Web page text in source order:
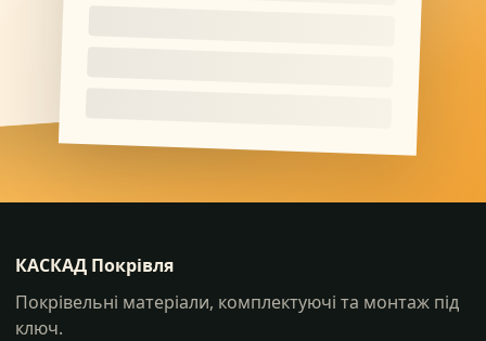
КАСКАД Покрівля
Покрівельні матеріали, комплектуючі та монтаж під
ключ.